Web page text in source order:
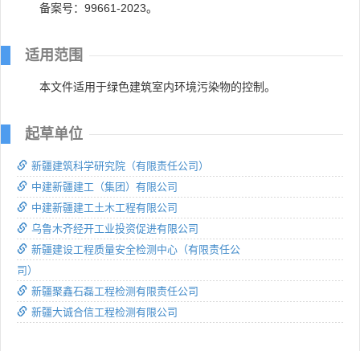
备案号：99661-2023。
适用范围
本文件适用于绿色建筑室内环境污染物的控制。
起草单位
新疆建筑科学研究院（有限责任公司）
中建新疆建工（集团）有限公司
中建新疆建工土木工程有限公司
乌鲁木齐经开工业投资促进有限公司
新疆建设工程质量安全检测中心（有限责任公
司）
新疆聚鑫石磊工程检测有限责任公司
新疆大诚合信工程检测有限公司